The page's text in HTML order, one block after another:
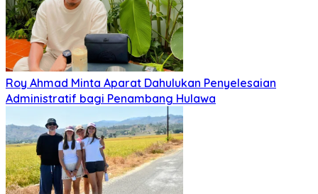
Roy Ahmad Minta Aparat Dahulukan Penyelesaian
Administratif bagi Penambang Hulawa